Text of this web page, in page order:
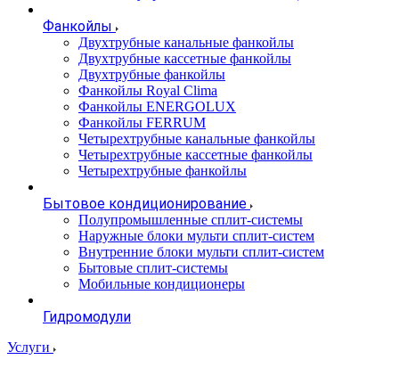
Фанкойлы
Двухтрубные канальные фанкойлы
Двухтрубные кассетные фанкойлы
Двухтрубные фанкойлы
Фанкойлы Royal Clima
Фанкойлы ENERGOLUX
Фанкойлы FERRUM
Четырехтрубные канальные фанкойлы
Четырехтрубные кассетные фанкойлы
Четырехтрубные фанкойлы
Бытовое кондиционирование
Полупромышленные сплит-системы
Наружные блоки мульти сплит-систем
Внутренние блоки мульти сплит-систем
Бытовые сплит-системы
Мобильные кондиционеры
Гидромодули
Услуги